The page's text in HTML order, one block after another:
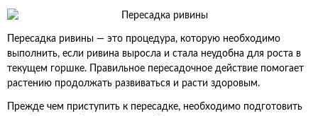
Пересадка ривины — это процедура, которую необходимо
выполнить, если ривина выросла и стала неудобна для роста в
текущем горшке. Правильное пересадочное действие помогает
растению продолжать развиваться и расти здоровым.
Прежде чем приступить к пересадке, необходимо подготовить